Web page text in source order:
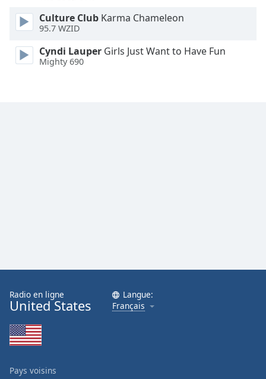
Culture Club Karma Chameleon
95.7 WZID
Cyndi Lauper Girls Just Want to Have Fun
Mighty 690
Radio en ligne
United States
Langue:
Français
Pays voisins